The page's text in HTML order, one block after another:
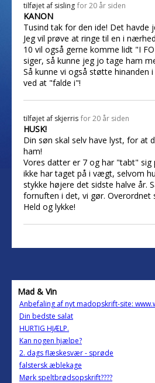
tilføjet af sisling for 20 år siden
KANON
Tusind tak for den ide! Det havde
Jeg vil prøve at ringe til en i
10 vil også gerne komme lidt "I
siger, så kunne jeg jo tage ham
Så kunne vi også støtte hinanden
ved at "falde i"!
tilføjet af skjerris for 20 år siden
HUSK!
Din søn skal selv have lyst, for at
ham!
Vores datter er 7 og har "tabt" sig
ikke har taget på i vægt, selvom
stykke højere det sidste halve år.
fornuften i det, vi gør.
Held og lykke!
Mad & Vin
Anbefaling af nyt madopskrift-site:
Din bedste salat
HURTIG HJÆLP.
Kan nogen hjælpe?
2. dags flæskesvær - sprøde
falstersk æblekage
Mørk speltbrødsopskrift????